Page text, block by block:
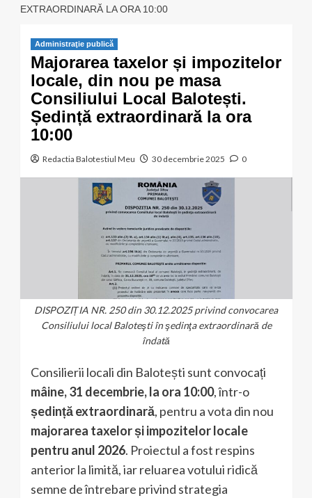
EXTRAORDINARĂ LA ORA 10:00
Administraţie publică
Majorarea taxelor și impozitelor
locale, din nou pe masa
Consiliului Local Balotești.
Ședință extraordinară la ora
10:00
Redactia Balotestiul Meu 30 decembrie 2025 0
DISPOZIȚIA NR. 250 din 30.12.2025 privind convocarea
Consiliului local Baloteşti în şedinţa extraordinară de
îndată
Consilierii locali din Balotești sunt convocați
mâine, 31 decembrie, la ora 10:00, într-o
ședință extraordinară, pentru a vota din nou
majorarea taxelor și impozitelor locale
pentru anul 2026. Proiectul a fost respins
anterior la limită, iar reluarea votului ridică
semne de întrebare privind strategia